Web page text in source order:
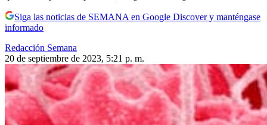
Siga las noticias de SEMANA en Google Discover y manténgase
informado
Redacción Semana
20 de septiembre de 2023, 5:21 p. m.